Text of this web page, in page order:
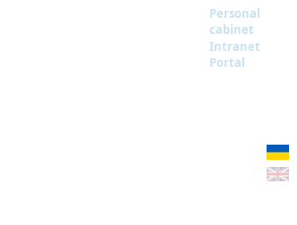
Personal
cabinet
Intranet
Portal